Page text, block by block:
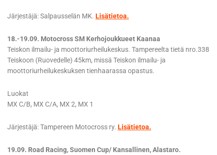
Järjestäjä: Salpausselän MK. Lisätietoa.
18.-19.09. Motocross SM Kerhojoukkueet Kaanaa
Teiskon ilmailu- ja moottoriurheilukeskus. Tampereelta tietä nro.338
Teiskoon (Ruovedelle) 45km, missä Teiskon ilmailu- ja
moottoriurheilukeskuksen tienhaarassa opastus.
Luokat
MX C/B, MX C/A, MX 2, MX 1
Järjestäjä: Tampereen Motocross ry. Lisätietoa.
19.09. Road Racing, Suomen Cup/ Kansallinen, Alastaro.